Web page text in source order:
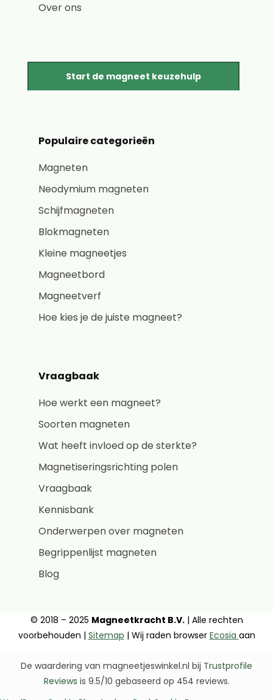
Over ons
Start de magneet keuzehulp
Populaire categorieën
Magneten
Neodymium magneten
Schijfmagneten
Blokmagneten
Kleine magneetjes
Magneetbord
Magneetverf
Hoe kies je de juiste magneet?
Vraagbaak
Hoe werkt een magneet?
Soorten magneten
Wat heeft invloed op de sterkte?
Magnetiseringsrichting polen
Vraagbaak
Kennisbank
Onderwerpen over magneten
Begrippenlijst magneten
Blog
© 2018 – 2025 Magneetkracht B.V.| Alle rechten
voorbehouden | Sitemap | Wij raden browser Ecosia aan
De waardering van magneetjeswinkel.nl bij Trustprofile
Reviews is 9.5/10 gebaseerd op 454 reviews.